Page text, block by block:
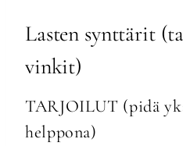
Lasten synttärit
vinkit)
TARJOILUT (pidä
helppona)